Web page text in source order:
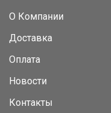
О Компании
Доставка
Оплата
Новости
Контакты